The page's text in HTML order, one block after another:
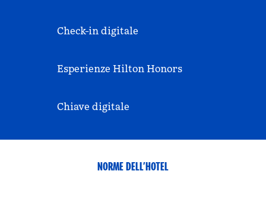
Check-in digitale
Esperienze Hilton Honors
Chiave digitale
NORME DELL’HOTEL